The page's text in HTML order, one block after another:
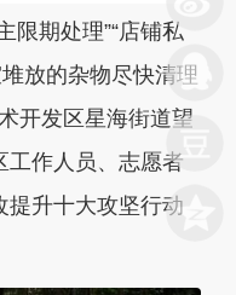
限期处理”“店铺私
放的杂物尽快清理
开发区星海街道望
工作人员、志愿者
提升十大攻坚行动